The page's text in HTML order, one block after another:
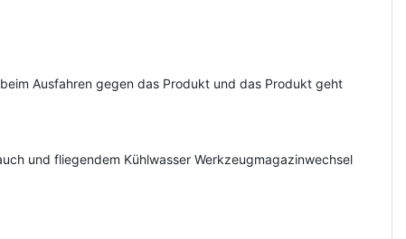
Ausfahren gegen das Produkt und das Produkt geht
und fliegendem Kühlwasser Werkzeugmagazinwechsel